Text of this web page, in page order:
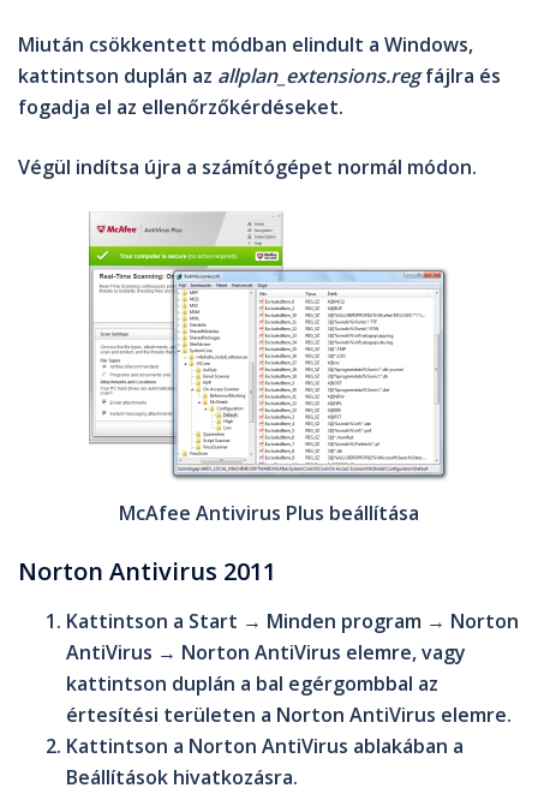
Miután csökkentett módban elindult a Windows,
kattintson duplán az allplan_extensions.regfájlra és
fogadja el az ellenőrzőkérdéseket.
Végül indítsa újra a számítógépet normál módon.
McAfee Antivirus Plus beállítása
Norton Antivirus 2011
Kattintson a Start → Minden program → Norton
AntiVirus → Norton AntiVirus elemre, vagy
kattintson duplán a bal egérgombbal az
értesítési területen a Norton AntiVirus elemre.
Kattintson a Norton AntiVirus ablakában a
Beállítások hivatkozásra.